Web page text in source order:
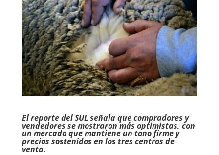
El reporte del SUL señala que compradores y
vendedores se mostraron más optimistas, con
un mercado que mantiene un tono firme y
precios sostenidos en los tres centros de
venta.